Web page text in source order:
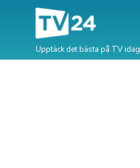
Upptäck det bästa på TV idag